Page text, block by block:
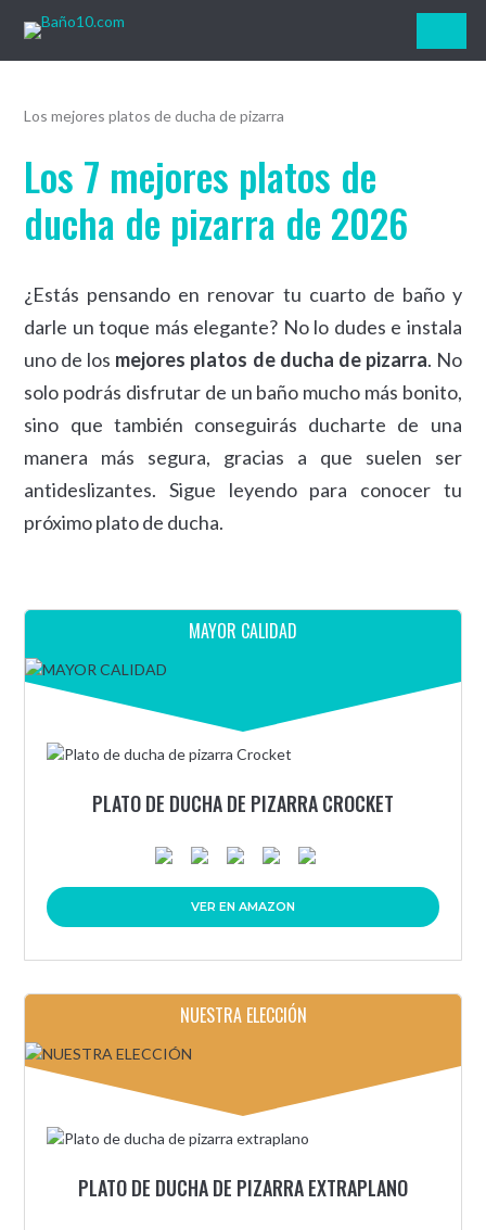
Baño10.com
Los mejores platos de ducha de pizarra
Los 7 mejores platos de
ducha de pizarra de 2026
¿Estás pensando en renovar tu cuarto de baño y
darle un toque más elegante? No lo dudes e instala
uno de los mejores platos de ducha de pizarra. No
solo podrás disfrutar de un baño mucho más bonito,
sino que también conseguirás ducharte de una
manera más segura, gracias a que suelen ser
antideslizantes. Sigue leyendo para conocer tu
próximo plato de ducha.
MAYOR CALIDAD
PLATO DE DUCHA DE PIZARRA CROCKET
VER EN AMAZON
NUESTRA ELECCIÓN
PLATO DE DUCHA DE PIZARRA EXTRAPLANO